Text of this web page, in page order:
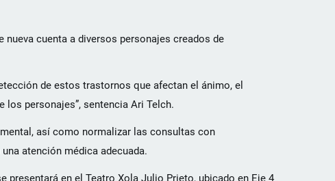
nueva cuenta a diversos personajes creados de
de estos trastornos que afectan el ánimo, el
personajes”, sentencia Ari Telch.
así como normalizar las consultas con
atención médica adecuada.
presentará en el Teatro Xola Julio Prieto, ubicado en Eje 4